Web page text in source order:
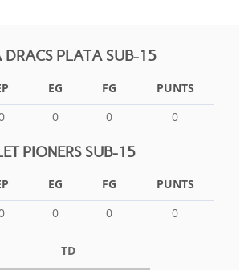
PLATA SUB-15
EG FG
PUNTS
0 0 0
PIONERS SUB-15
EG FG
PUNTS
0 0 0
TD